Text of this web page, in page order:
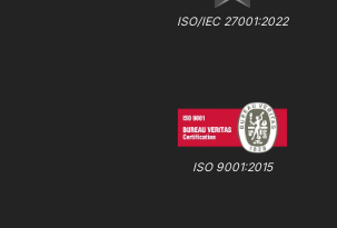
ISO/IEC 27001:2022
ISO 9001:2015